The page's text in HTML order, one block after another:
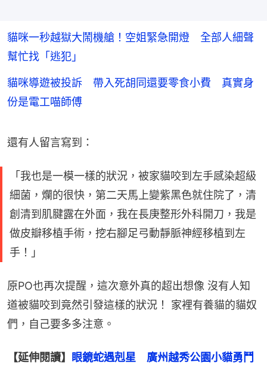
貓咪一秒越獄大鬧機艙！空姐緊急開燈 全部人細聲
幫忙找「逃犯」
貓咪導遊被投訴 帶入死胡同還要零食小費 真實身
份是電工喵師傅
還有人留言寫到：
「我也是一模一樣的狀況，被家貓咬到左手感染超級
細菌，爛的很快，第二天馬上變紫黑色就住院了，清
創清到肌腱露在外面，我在長庚整形外科開刀，我是
做皮瓣移植手術，挖右腳足弓動靜脈神經移植到左
手！」
原PO也再次提醒，這次意外真的超出想像 沒有人知
道被貓咬到竟然引發這樣的狀況！ 家裡有養貓的貓奴
們，自己要多多注意。
【延伸閱讀】
眼鏡蛇遇剋星　廣州越秀公園小貓勇鬥